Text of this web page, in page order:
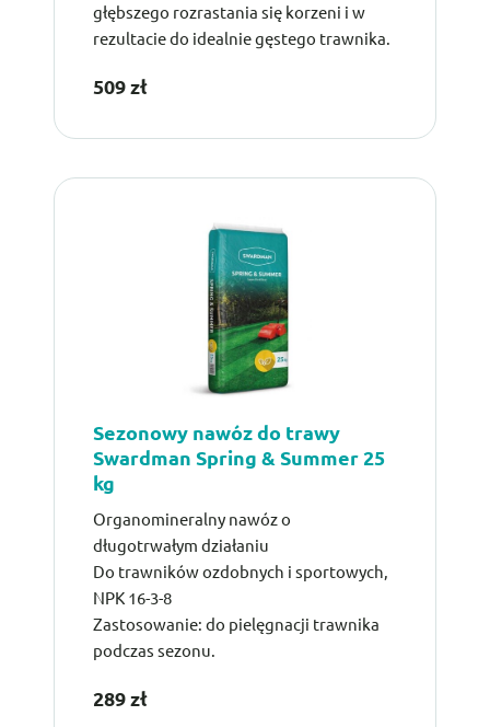
głębszego rozrastania się korzeni i w
rezultacie do idealnie gęstego trawnika.
509 zł
Sezonowy nawóz do trawy
Swardman Spring & Summer 25
kg
Organomineralny nawóz o
długotrwałym działaniu
Do trawników ozdobnych i sportowych,
NPK 16-3-8
Zastosowanie: do pielęgnacji trawnika
podczas sezonu.
289 zł